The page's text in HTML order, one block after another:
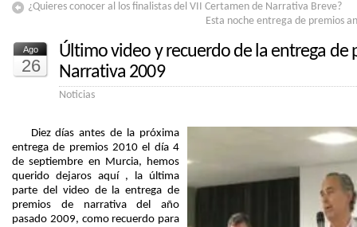
¿Quieres conocer al los finalistas del VII Certamen de Narrativa Breve?
Esta noche entrega de premios
Ago
26
Último video y recuerdo de la entrega de
Narrativa 2009
Noticias
Diez días antes de la próxima
entrega de premios 2010 el día 4
de septiembre en Murcia, hemos
querido dejaros aquí , la última
parte del video de la entrega de
premios de narrativa del año
pasado 2009, como recuerdo para